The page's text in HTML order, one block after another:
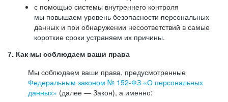
с помощью системы внутреннего контроля
мы повышаем уровень безопасности персональных
данных и при обнаружении несоответствий в самые
короткие сроки устраняем их причины.
7. Как мы соблюдаем ваши права
Мы соблюдаем ваши права, предусмотренные
Федеральным законом № 152-ФЗ «О персональных
данных» (далее — Закон), а именно: